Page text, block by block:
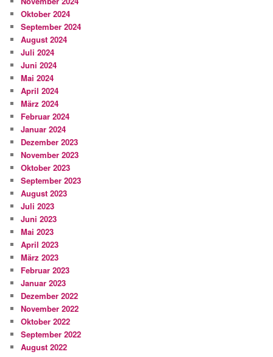
Oktober 2024
September 2024
August 2024
Juli 2024
Juni 2024
Mai 2024
April 2024
März 2024
Februar 2024
Januar 2024
Dezember 2023
November 2023
Oktober 2023
September 2023
August 2023
Juli 2023
Juni 2023
Mai 2023
April 2023
März 2023
Februar 2023
Januar 2023
Dezember 2022
November 2022
Oktober 2022
September 2022
August 2022